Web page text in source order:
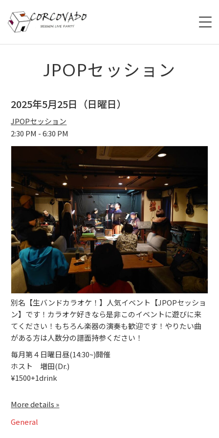
SCHEDULE
MENU
ACCESS
CONTACT
ブッキングライブ出演者募集！！
楽器機材等
初心者POPS
JPOPセッション
2025年5月25日（日曜日）
JPOPセッション
2:30 PM - 6:30 PM
別名【生バンドカラオケ！】人気イベント【JPOPセッショ
ン】です！カラオケ好きなら是非このイベントに遊びに来
てください！もちろん楽器の演奏も歓迎です！やりたい曲
がある方は人数分の譜面持参ください！
毎月第４日曜日昼(14:30~)開催
ホスト 増田(Dr.)
¥1500+1drink
More details »
General